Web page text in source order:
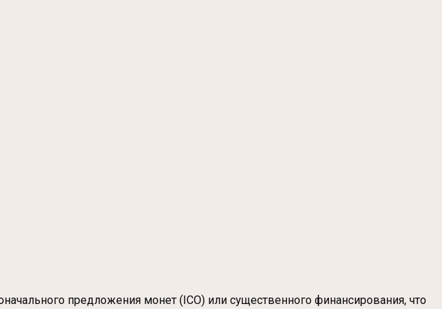
предложения монет (ICO) или существенного финансирования, что